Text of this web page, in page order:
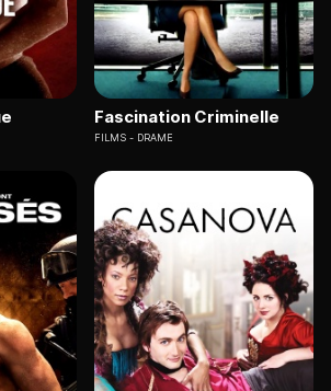
Fascination Criminelle
FILMS DRAME